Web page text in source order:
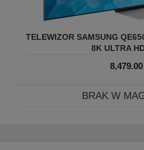
TELEWIZOR SAMSUNG
8K ULTRA
8,479.00
BRAK W